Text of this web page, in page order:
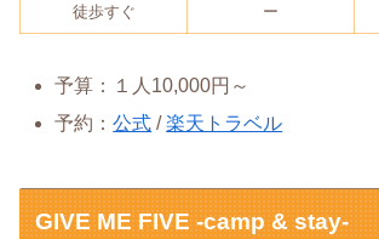
徒歩すぐ ー
予算：１人10,000円～
予約：公式 /楽天トラベル
GIVE ME FIVE -camp & stay-